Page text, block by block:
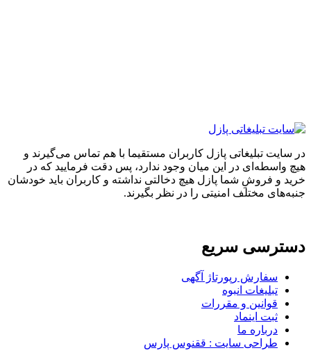
تبلیغاتی پازل کاربران مستقیما با هم تماس می‌گیرند و
در این میان وجود ندارد، پس دقت فرمایید که در
و فروشِ شما پازل هیچ دخالتی نداشته و کاربران باید خودشان
مختلف امنیتی را در نظر بگیرند.
سریع
سفارش رپورتاژ آگهی
تبلیغات انبوه
قوانین و مقررات
ثبت اینماد
درباره ما
طراحی سایت : ققنوس پارس